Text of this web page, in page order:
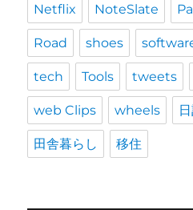
Netflix NoteSlate
Road shoes
tech Tools tweets
web Clips wheels
田舎暮らし 移住